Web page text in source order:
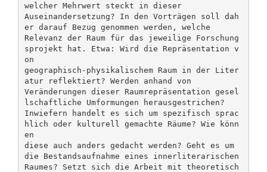
welcher Mehrwert steckt in dieser
Auseinandersetzung? In den Vorträgen soll dah
er darauf Bezug genommen werden, welche
Relevanz der Raum für das jeweilige Forschung
sprojekt hat. Etwa: Wird die Repräsentation v
on
geographisch-physikalischem Raum in der Liter
atur reflektiert? Werden anhand von
Veränderungen dieser Raumrepräsentation gesel
lschaftliche Umformungen herausgestrichen?
Inwiefern handelt es sich um spezifisch sprac
hlich oder kulturell gemachte Räume? Wie könn
en
diese auch anders gedacht werden? Geht es um
die Bestandsaufnahme eines innerliterarischen
Raumes? Setzt sich die Arbeit mit theoretisch